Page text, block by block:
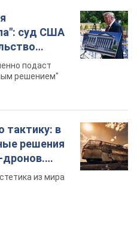
суд США
400 млн
подаст
решением"
тактику: в
решения
дронов.
из мира